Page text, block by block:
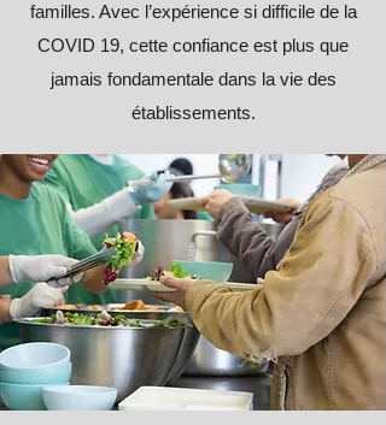
familles. Avec l’expérience si difficile de la
COVID 19, cette confiance est plus que
jamais fondamentale dans la vie des
établissements.